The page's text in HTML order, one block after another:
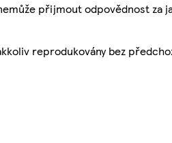
přijmout odpovědnost za
reprodukovány bez